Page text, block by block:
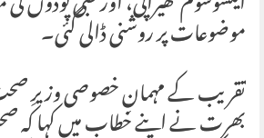
موضوعات پر روشنی ڈالی گئی۔
تقریب کے مہمانِ خصوصی وزیرِ صحت